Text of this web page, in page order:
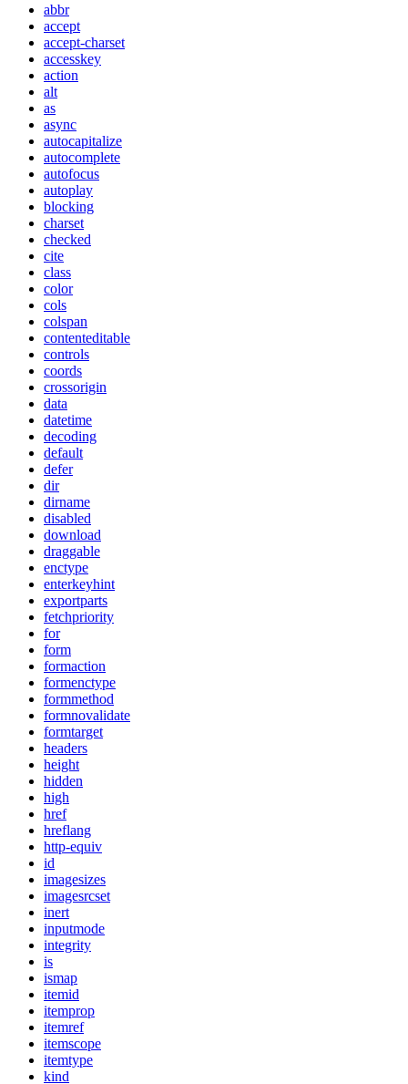
abbr
accept
accept-charset
accesskey
action
alt
as
async
autocapitalize
autocomplete
autofocus
autoplay
blocking
charset
checked
cite
class
color
cols
colspan
contenteditable
controls
coords
crossorigin
data
datetime
decoding
default
defer
dir
dirname
disabled
download
draggable
enctype
enterkeyhint
exportparts
fetchpriority
for
form
formaction
formenctype
formmethod
formnovalidate
formtarget
headers
height
hidden
high
href
hreflang
http-equiv
id
imagesizes
imagesrcset
inert
inputmode
integrity
is
ismap
itemid
itemprop
itemref
itemscope
itemtype
kind